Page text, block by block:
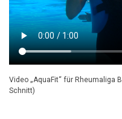
Video „AquaFit“ für Rheumaliga
Schnitt)